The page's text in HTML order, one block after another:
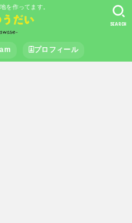
を作ってます。
プロフィール
SEARCH